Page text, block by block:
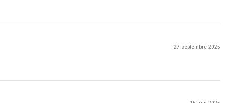
27 septembre 2025